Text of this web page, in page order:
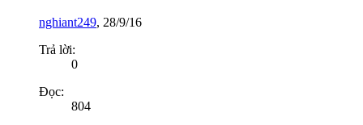
nghiant249, 28/9/16
Trả lời:
0
Đọc:
804